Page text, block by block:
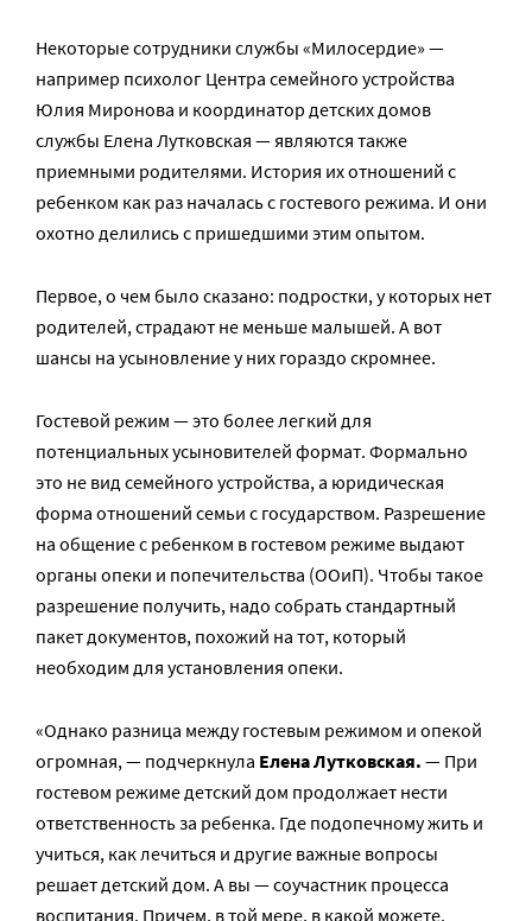
Некоторые сотрудники службы «Милосердие» —
например психолог Центра семейного устройства
Юлия Миронова и координатор детских домов
службы Елена Лутковская — являются также
приемными родителями. История их отношений с
ребенком как раз началась с гостевого режима. И они
охотно делились с пришедшими этим опытом.
Первое, о чем было сказано: подростки, у которых нет
родителей, страдают не меньше малышей. А вот
шансы на усыновление у них гораздо скромнее.
Гостевой режим — это более легкий для
потенциальных усыновителей формат. Формально
это не вид семейного устройства, а юридическая
форма отношений семьи с государством. Разрешение
на общение с ребенком в гостевом режиме выдают
органы опеки и попечительства (ООиП). Чтобы такое
разрешение получить, надо собрать стандартный
пакет документов, похожий на тот, который
необходим для установления опеки.
«Однако разница между гостевым режимом и опекой
огромная, — подчеркнула Елена Лутковская. — При
гостевом режиме детский дом продолжает нести
ответственность за ребенка. Где подопечному жить и
учиться, как лечиться и другие важные вопросы
решает детский дом. А вы — соучастник процесса
воспитания. Причем, в той мере, в какой можете.